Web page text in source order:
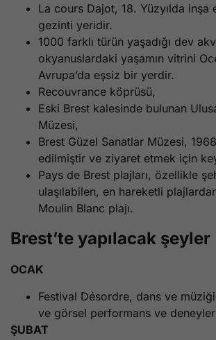
La cours Dajot, 18. Yüzyılda
gezinti yeridir.
1000 farklı türün yaşadığı dev
okyanuslardaki yaşamın vitrini
Avrupa’da eşsiz bir yerdir.
Recouvrance köprüsü,
Eski Brest kalesinde bulunan
Müzesi,
Brest Güzel Sanatlar Müzesi,
edilmiştir ve ziyaret etmek için
Pays de Brest plajları, özellikle
ulaşılabilen, en hareketli
Moulin Blanc plajı.
Brest’te yapılacak şeyler
OCAK
Festival Désordre, dans ve
ve görsel performans ve deneyler
ŞUBAT